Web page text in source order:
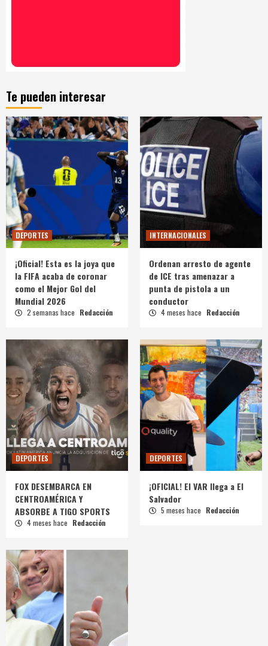
Te pueden interesar
DEPORTES
¡Oficial! Esta es la joya que
la FIFA acaba de coronar
como el Mejor Gol del
Mundial 2026
2 semanas hace Redacción
INTERNACIONALES
Ordenan arresto de agente
de ICE tras amenazar a
punta de pistola a un
conductor
4 meses hace Redacción
DEPORTES
FOX DESEMBARCA EN
CENTROAMÉRICA Y
ABSORBE A TIGO SPORTS
4 meses hace Redacción
DEPORTES
¡OFICIAL! El VAR llega a El
Salvador
5 meses hace Redacción